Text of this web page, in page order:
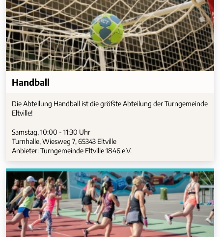
Handball
Die Abteilung Handball ist die größte Abteilung der Turngemeinde
Eltville!
Samstag, 10:00 - 11:30 Uhr
Turnhalle, Wiesweg 7, 65343 Eltville
Anbieter: Turngemeinde Eltville 1846 e.V.